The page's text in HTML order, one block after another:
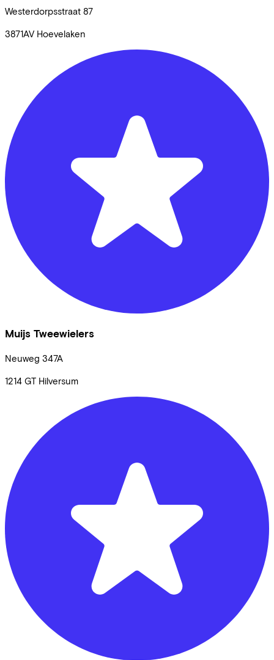
Westerdorpsstraat 87
3871AV Hoevelaken
Muijs Tweewielers
Neuweg 347A
1214 GT Hilversum